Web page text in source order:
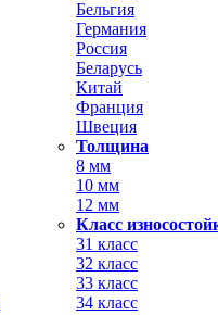
Бельгия
Германия
Россия
Беларусь
Китай
Франция
Швеция
Толщина
8 мм
10 мм
12 мм
Класс
31 класс
32 класс
33 класс
34 класс